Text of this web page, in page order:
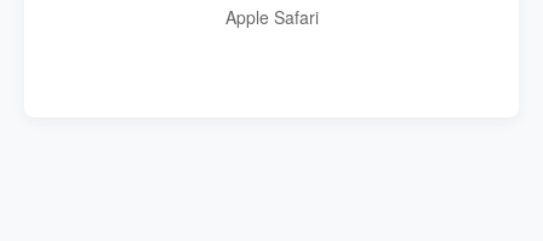
Apple Safari